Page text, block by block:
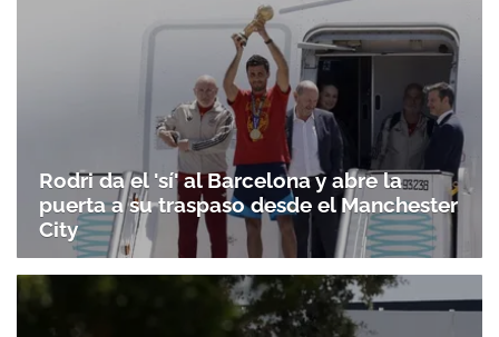
Rodri da el 'sí' al Barcelona y abre la
puerta a su traspaso desde el Manchester
City